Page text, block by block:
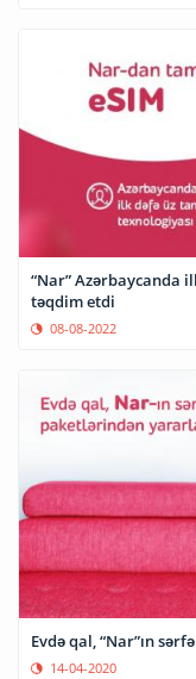
“Nar” Azərbaycanda
təqdim etdi
08-08-2022
Evdə qal, “Nar”ın
14-04-2020